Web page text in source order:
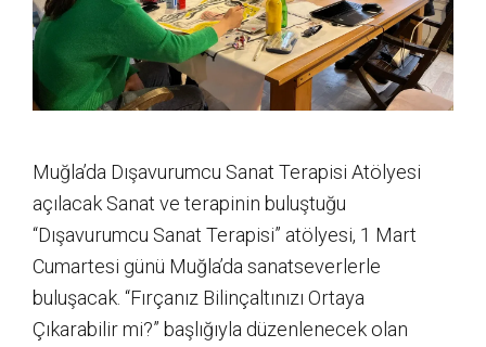
Muğla’da Dışavurumcu Sanat Terapisi Atölyesi
açılacak Sanat ve terapinin buluştuğu
“Dışavurumcu Sanat Terapisi” atölyesi, 1 Mart
Cumartesi günü Muğla’da sanatseverlerle
buluşacak. “Fırçanız Bilinçaltınızı Ortaya
Çıkarabilir mi?” başlığıyla düzenlenecek olan